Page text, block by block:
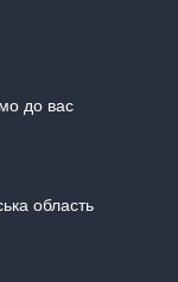
до вас
область